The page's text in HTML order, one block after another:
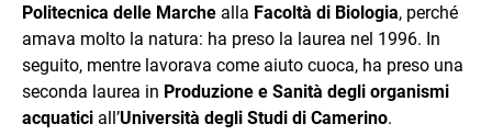
Politecnica delle Marche alla Facoltà di Biologia, perché
amava molto la natura: ha preso la laurea nel 1996. In
seguito, mentre lavorava come aiuto cuoca, ha preso una
seconda laurea in Produzione e Sanità degli organismi
acquatici all’Università degli Studi di Camerino.